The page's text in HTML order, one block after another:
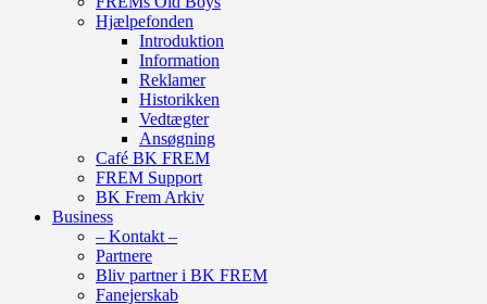
Hjælpefonden
Introduktion
Information
Reklamer
Historikken
Vedtægter
Ansøgning
Café BK FREM
FREM Support
BK Frem Arkiv
Business
– Kontakt –
Partnere
Bliv partner i BK FREM
Fanejerskab